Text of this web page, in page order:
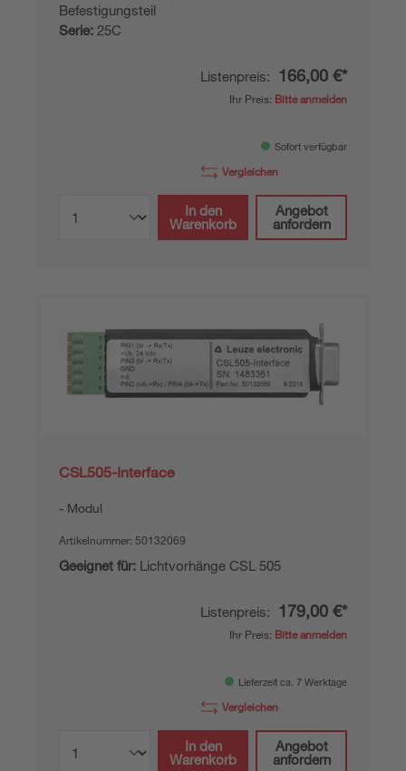
Befestigungsteil
Serie: 25C
Listenpreis: 166,00 €*
Ihr Preis: Bitte anmelden
Sofort verfügbar
Vergleichen
In den
Warenkorb
Angebot
anfordern
CSL505-Interface
Modul
Artikelnummer: 50132069
Geeignet für: Lichtvorhänge CSL 505
Listenpreis: 179,00 €*
Ihr Preis: Bitte anmelden
Lieferzeit ca. 7 Werktage
Vergleichen
In den
Warenkorb
Angebot
anfordern